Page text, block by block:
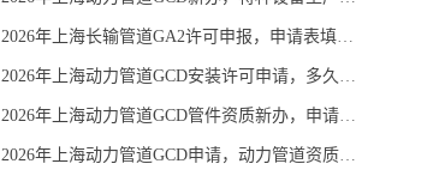
2026年上海长输管道GA2许可申报，申请表填写容易错在哪
2026年上海动力管道GCD安装许可申请，多久能办下来
2026年上海动力管道GCD管件资质新办，申请费用包含哪些项目
2026年上海动力管道GCD申请，动力管道资质能否赶上投标